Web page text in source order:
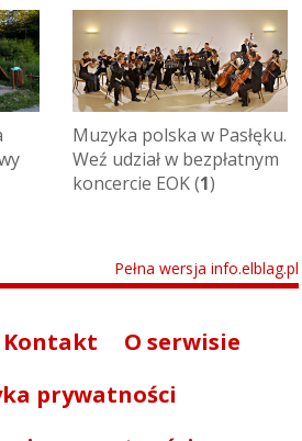
Muzyka polska w Pasłęku.
Weź udział w bezpłatnym
koncercie EOK (1)
Pełna wersja info.elblag.pl
Kontakt
O serwisie
prywatności